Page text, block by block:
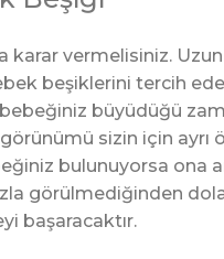
karar vermelisiniz.
beşiklerini tercih
büyüdüğü
sizin için ayrı
bulunuyorsa ona
görülmediğinden
başaracaktır.